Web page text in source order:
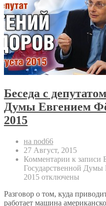
Беседа с
Думы Евгением
2015
на nod66
27 Август, 2015
Комментарии к записи
Государственной Думы
2015 отключены
Разговор о том, куда
работает машина